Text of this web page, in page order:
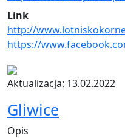
Link
http://
https://
Aktualizacja: 13.02.2022
Gliwice
Opis